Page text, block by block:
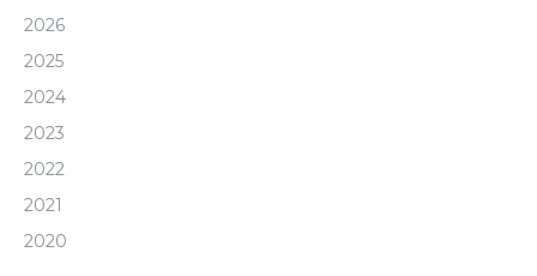
2026
2025
2024
2023
2022
2021
2020